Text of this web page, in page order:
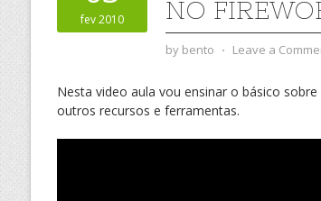
fev 2010
NO
by bento ⋅ Leave a
Nesta video aula vou ensinar o básico
outros recursos e ferramentas.